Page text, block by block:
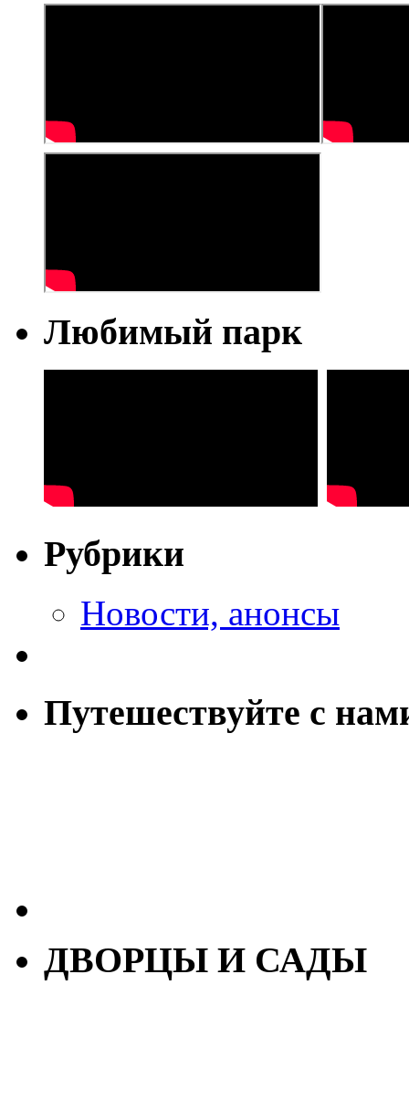
Любимый парк
Рубрики
Новости, анонсы
Путешествуйте с
ДВОРЦЫ И САДЫ